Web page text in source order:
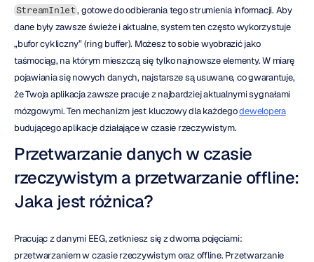
StreamInlet , gotowe do odbierania tego strumienia informacji. Aby
dane były zawsze świeże i aktualne, system ten często wykorzystuje
„bufor cykliczny” (ring buffer). Możesz to sobie wyobrazić jako
taśmociąg, na którym mieszczą się tylko najnowsze elementy. W miarę
pojawiania się nowych danych, najstarsze są usuwane, co gwarantuje,
że Twoja aplikacja zawsze pracuje z najbardziej aktualnymi sygnałami
mózgowymi. Ten mechanizm jest kluczowy dla każdego dewelopera
budującego aplikacje działające w czasie rzeczywistym.
Przetwarzanie danych w czasie
rzeczywistym a przetwarzanie offline:
Jaka jest różnica?
Pracując z danymi EEG, zetkniesz się z dwoma pojęciami:
przetwarzaniem w czasie rzeczywistym oraz offline. Przetwarzanie